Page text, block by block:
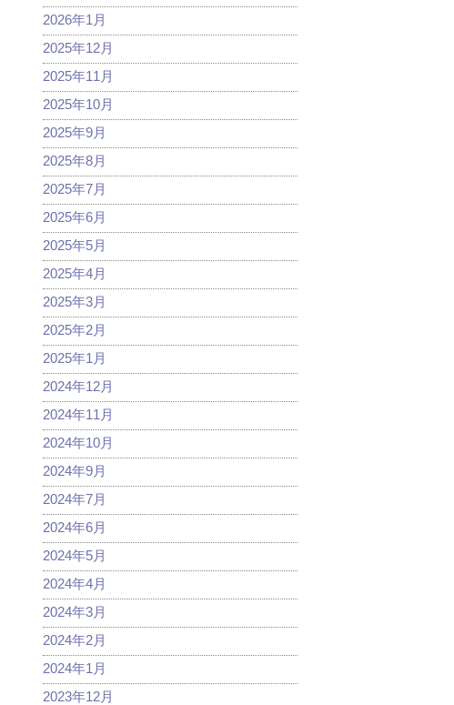
2026年1月
2025年12月
2025年11月
2025年10月
2025年9月
2025年8月
2025年7月
2025年6月
2025年5月
2025年4月
2025年3月
2025年2月
2025年1月
2024年12月
2024年11月
2024年10月
2024年9月
2024年7月
2024年6月
2024年5月
2024年4月
2024年3月
2024年2月
2024年1月
2023年12月